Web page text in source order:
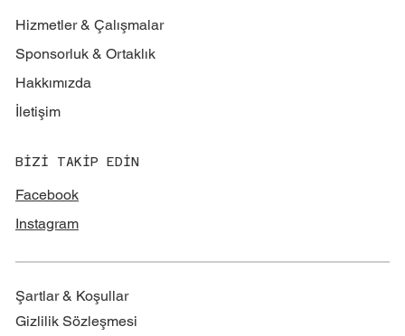
Hizmetler & Çalışmalar
Sponsorluk & Ortaklık
Hakkımızda
İletişim
BİZİ TAKİP EDİN
Facebook
Instagram
Şartlar & Koşullar
Gizlilik Sözleşmesi